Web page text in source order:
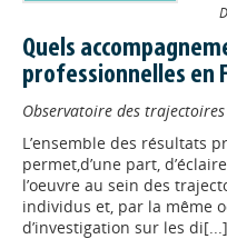
Quels
professionnelles en
Observatoire des
L’ensemble des résultats
permet,d’une part,
l’oeuvre au sein des
individus et, par la même
d’investigation sur les di[...]